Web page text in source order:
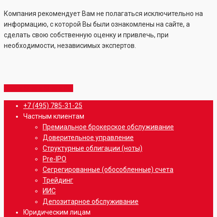
Компания рекомендует Вам не полагаться исключительно на
информацию, с которой Вы были ознакомлены на сайте, а
сделать свою собственную оценку и привлечь, при
необходимости, независимых экспертов.
Close
Menu
+7 (495) 785-31-25
Частным клиентам
Премиальное брокерское обслуживание
Доверительное управление
Структурные облигации (ноты)
Pre-IPO
Сегрегированные (обособленные) счета
Трейдинг
ИИС
Депозитарное обслуживание
Юридическим лицам